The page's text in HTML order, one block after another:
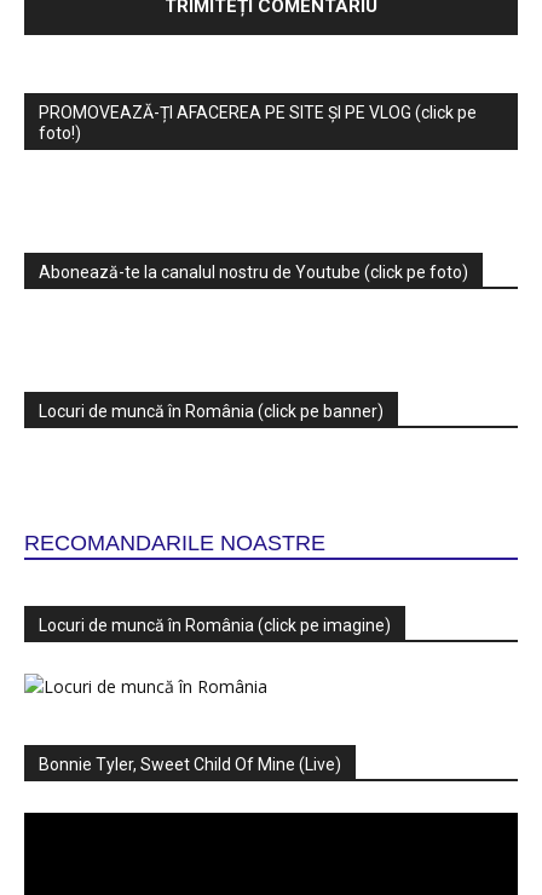
PROMOVEAZĂ-ȚI AFACEREA PE SITE ȘI PE VLOG (click pe
foto!)
Abonează-te la canalul nostru de Youtube (click pe foto)
Locuri de muncă în România (click pe banner)
RECOMANDARILE NOASTRE
Locuri de muncă în România (click pe imagine)
Bonnie Tyler, Sweet Child Of Mine (Live)